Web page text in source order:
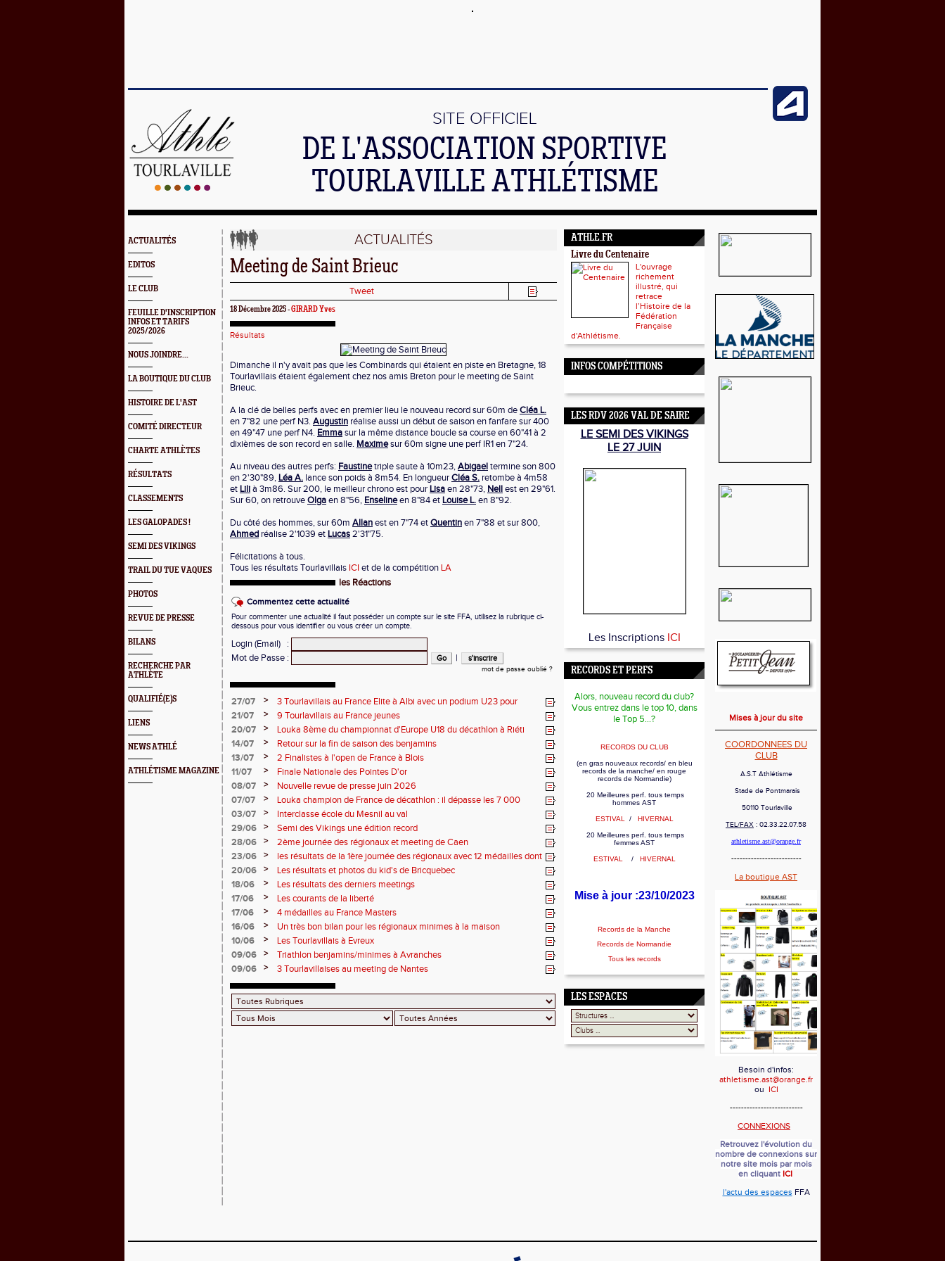
SITE OFFICIEL
DE L'ASSOCIATION SPORTIVE
TOURLAVILLE ATHLÉTISME
ACTUALITÉS
EDITOS
LE CLUB
FEUILLE D'INSCRIPTION
INFOS ET TARIFS
2025/2026
NOUS JOINDRE...
LA BOUTIQUE DU CLUB
HISTOIRE DE L'AST
COMITÉ DIRECTEUR
CHARTE ATHLÈTES
RÉSULTATS
CLASSEMENTS
LES GALOPADES !
SEMI DES VIKINGS
TRAIL DU TUE VAQUES
PHOTOS
REVUE DE PRESSE
BILANS
RECHERCHE PAR
ATHLÈTE
QUALIFIÉ(E)S
LIENS
NEWS ATHLÉ
ATHLÉTISME MAGAZINE
ACTUALITÉS
Meeting de Saint Brieuc
Tweet
18 Décembre 2025 -GIRARD Yves
Résultats
Dimanche il n'y avait pas que les Combinards qui étaient en piste en Bretagne, 18
Tourlavillais étaient également chez nos amis Breton pour le meeting de Saint
Brieuc.
A la clé de belles perfs avec en premier lieu le nouveau record sur 60m deCléa L.
en 7"82 une perf N3. Augustin réalise aussi un début de saison en fanfare sur 400
en 49"47 une perf N4. Emmasur la même distance boucle sa course en 60"41 à 2
dixièmes de son record en salle. Maximesur 60m signe une perf IR1 en 7"24.
Au niveau des autres perfs: Faustinetriple saute à 10m23,Abigaeltermine son 800
en 2'30"89, Léa A. lance son poids à 8m54. En longueurCléa S. retombe à 4m58
et Lilià 3m86. Sur 200, le meilleur chrono est pour Lisaen 28"73, Nellest en 29"61.
Sur 60, on retrouveOlgaen 8"56, Enselineen 8"84 et Louise L.en 8"92.
Du côté des hommes, sur 60m Allanest en 7"74 etQuentinen 7"88 et sur 800,
Ahmed réalise 2'1039 et Lucas2'31"75.
Félicitations à tous.
Tous les résultats Tourlavillais ICIet de la compétitionLA
les Réactions
Commentez cette actualité
Pour commenter une actualité il faut posséder un compte sur le site FFA, utilisez la rubrique ci-
dessous pour vous identifier ou vous créer un compte.
Login (Email)
:
Mot de Passe : |
mot de passe oublié ?
27/07 >
3 Tourlavillais au France Elite à Albi avec un podium U23 pour
Juliette
21/07 >
9 Tourlavillais au France jeunes
20/07
>
Louka 8ème du championnat d'Europe U18 du décathlon à Riéti
14/07
>
Retour sur la fin de saison des benjamins
13/07
>
2 Finalistes à l'open de France à Blois
11/07
>
Finale Nationale des Pointes D'or
08/07
>
Nouvelle revue de presse juin 2026
07/07
>
Louka champion de France de décathlon : il dépasse les 7 000
points !
03/07 >
Interclasse école du Mesnil au val
29/06
>
Semi des Vikings une édition record
28/06
>
2ème journée des régionaux et meeting de Caen
23/06
>
les résultats de la 1ère journée des régionaux avec 12 médailles dont
2 titres
20/06 >
Les résultats et photos du kid's de Bricquebec
18/06
>
Les résultats des derniers meetings
17/06
>
Les courants de la liberté
17/06
>
4 médailles au France Masters
16/06
>
Un très bon bilan pour les régionaux minimes à la maison
10/06
>
Les Tourlavillais à Evreux
09/06
>
Triathlon benjamins/minimes à Avranches
09/06
> 3 Tourlavillaises au meeting de Nantes
ATHLE.FR
Livre du Centenaire
L'ouvrage
richement
illustré, qui
retrace
l’Histoire de la
Fédération
Française
d'Athlétisme.
INFOS COMPÉTITIONS
LES RDV 2026 VAL DE SAIRE
LE SEMI DES VIKINGS
LE 27 JUIN
Les Inscriptions ICI
RECORDS ET PERFS
Alors, nouveau record du club?
Vous entrez dans le top 10, dans
le Top 5...?
RECORDS DU CLUB
(en gras nouveaux records/ en bleu
records de la manche/ en rouge
records de Normandie)
20 Meilleures perf. tous temps
hommes AST
ESTIVAL / HIVERNAL
20 Meilleures perf. tous temps
femmes AST
ESTIVAL / HIVERNAL
Mise à jour :23/10/2023
Records de la Manche
Records de Normandie
Tous les records
LES ESPACES
Mises à jour du site
COORDONNEES DU
CLUB
A.S.T Athlétisme
Stade de Pontmarais
50110 Tourlaville
TEL/FAX : 02.33.22.07.58
athletisme.ast@orange.fr
-------------------------
La boutique AST
Besoin d'infos:
athletisme.ast@orange.fr
ou ICI
--------------------------
CONNEXIONS
Retrouvez l'évolution du
nombre de connexions sur
notre site mois par mois
en cliquant ICI
l'actu des espaces FFA